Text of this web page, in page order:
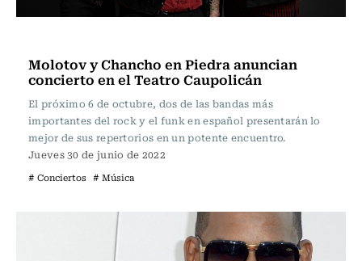
Molotov y Chancho en Piedra anuncian
concierto en el Teatro Caupolicán
El próximo 6 de octubre, dos de las bandas más
importantes del rock y el funk en español presentarán lo
mejor de sus repertorios en un potente encuentro.
Jueves 30 de junio de 2022
# Conciertos # Música